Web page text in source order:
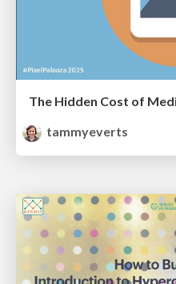
tammyeverts